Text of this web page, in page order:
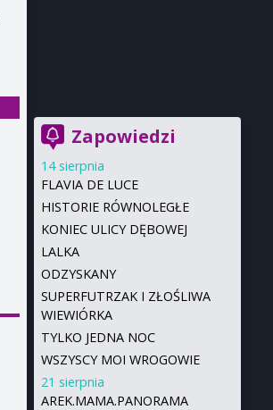
Zapowiedzi
14 sierpnia
FLAVIA DE LUCE
HISTORIE RÓWNOLEGŁE
KONIEC ULICY DĘBOWEJ
LALKA
ODZYSKANY
SUPERFUTRZAK I ZŁOŚLIWA
WIEWIÓRKA
TYLKO JEDNA NOC
WSZYSCY MOI WROGOWIE
21 sierpnia
AREK.MAMA.PANORAMA